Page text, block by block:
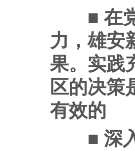
■ 在党
力，雄安
果。实践
区的决策
有效的
■ 深入